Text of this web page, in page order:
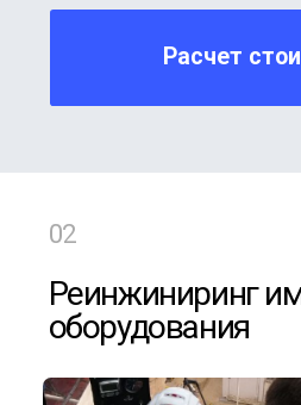
Расчет стоимости
подбор аналогов отдельных единиц,
агрегатов (механических,
электронных) в случае, если